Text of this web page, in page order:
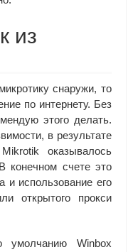
из
снаружи, то
по интернету. Без
этого делать.
в результате
оказывалось
конечном счете это
и использование его
открытого прокси
Winbox